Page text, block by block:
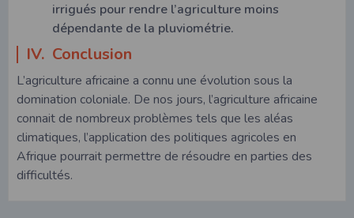
irrigués pour rendre l’agriculture moins
dépendante de la pluviométrie.
IV. Conclusion
L’agriculture africaine a connu une évolution sous la
domination coloniale. De nos jours, l’agriculture africaine
connait de nombreux problèmes tels que les aléas
climatiques, l’application des politiques agricoles en
Afrique pourrait permettre de résoudre en parties des
difficultés.